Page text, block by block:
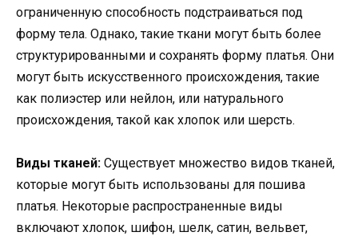
ограниченную способность подстраиваться под
форму тела. Однако, такие ткани могут быть более
структурированными и сохранять форму платья. Они
могут быть искусственного происхождения, такие
как полиэстер или нейлон, или натурального
происхождения, такой как хлопок или шерсть.
Виды тканей: Существует множество видов тканей,
которые могут быть использованы для пошива
платья. Некоторые распространенные виды
включают хлопок, шифон, шелк, сатин, вельвет,